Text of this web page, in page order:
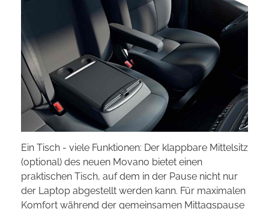
Ein Tisch - viele Funktionen: Der klappbare Mittelsitz
(optional) des neuen Movano bietet einen
praktischen Tisch, auf dem in der Pause nicht nur
der Laptop abgestellt werden kann. Für maximalen
Komfort während der gemeinsamen Mittagspause